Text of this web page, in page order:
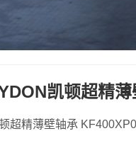
凯顿超精
超精薄壁轴承